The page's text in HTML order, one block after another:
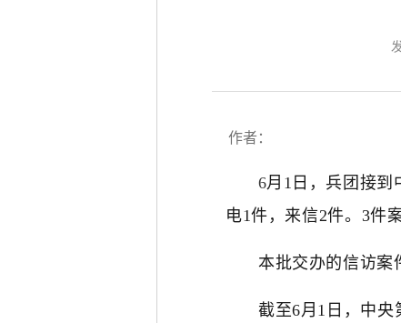
作者：
6月1日，兵团接到
电1件，来信2件。3件
本批交办的信访案
截至6月1日，中